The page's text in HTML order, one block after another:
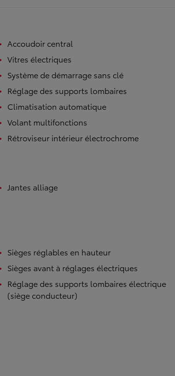
Accoudoir central
Vitres électriques
Système de démarrage sans clé
Réglage des supports lombaires
Climatisation automatique
Volant multifonctions
Rétroviseur intérieur électrochrome
Jantes alliage
Sièges réglables en hauteur
Sièges avant à réglages électriques
Réglage des supports lombaires électrique
(siège conducteur)